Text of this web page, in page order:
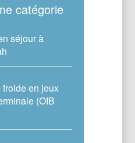
catégorie
séjour à
froide en jeux
(OIB